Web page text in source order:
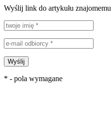
Wyślij link do artykułu znajomemu
Wyślij
* - pola wymagane